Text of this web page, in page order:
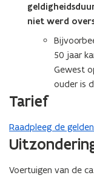
niet werd
50 jaar
Gewest
ouder is
Tarief
Raadpleeg de
Voertuigen van de